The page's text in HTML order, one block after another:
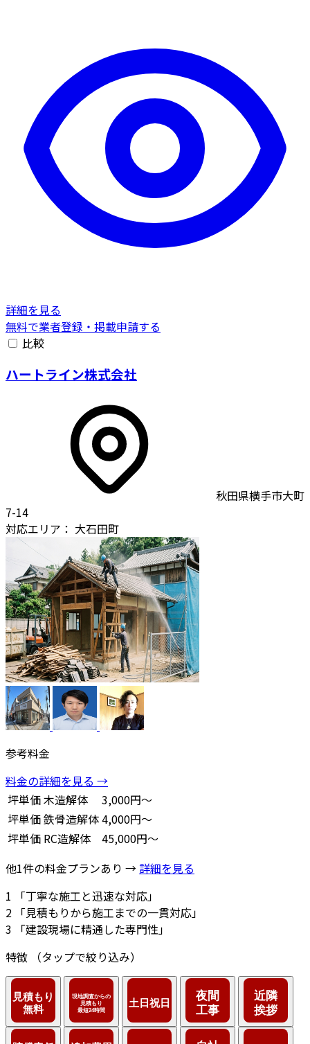
詳細を見る
無料で業者登録・掲載申請する
比較
ハートライン株式会社
秋田県横手市大町
7-14
対応エリア： 大石田町
参考料金
料金の詳細を見る →
坪単価木造解体
3,000円～
坪単価鉄骨造解体4,000円～
坪単価 RC造解体
45,000円～
他1件の料金プランあり → 詳細を見る
1
「丁寧な施工と迅速な対応」
2 「見積もりから施工までの一貫対応」
3
「建設現場に精通した専門性」
特徴
（タップで絞り込み）